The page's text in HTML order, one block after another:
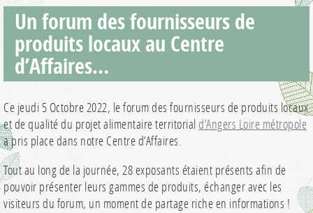
Un forum des fournisseurs de
produits locaux au Centre
d’Affaires…
Ce jeudi 5 Octobre 2022, le forum des fournisseurs de produits locaux
et de qualité du projet alimentaire territorial d’Angers Loire métropole
a pris place dans notre Centre d’Affaires.
Tout au long de la journée, 28 exposants étaient présents afin de
pouvoir présenter leurs gammes de produits, échanger avec les
visiteurs du forum, un moment de partage riche en informations !